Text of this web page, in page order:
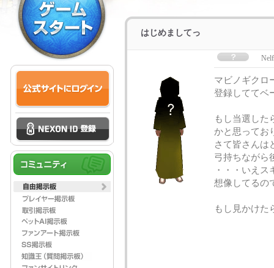
はじめましてっ
マビノギクロ
登録しててベ
もし当選した
かと思ってお
さて皆さんは
弓持ちながら
・・・いえ
想像してるの
もし見かけた